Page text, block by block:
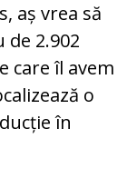
aș vrea să
de 2.902
care îl avem
o
în